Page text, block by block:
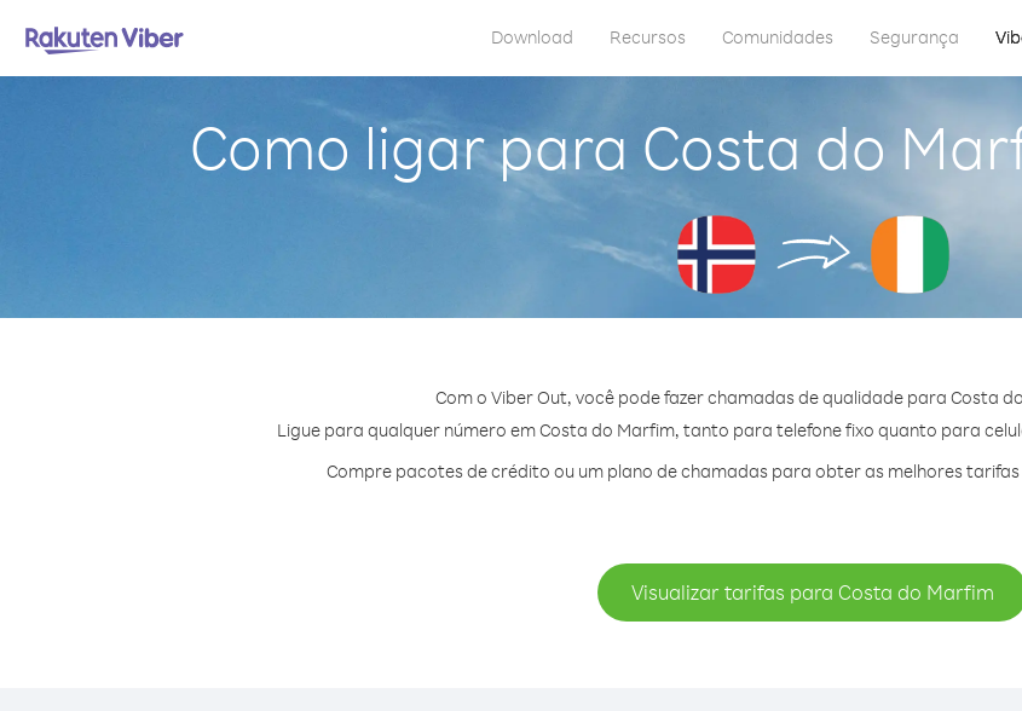
Download Recursos Comunidades Segurança
Como ligar para Costa do
Com o Viber Out, você pode fazer chamadas de qualidade para Costa
Ligue para qualquer número em Costa do Marfim, tanto para telefone fixo quanto para
Compre pacotes de crédito ou um plano de chamadas para obter as melhores
Visualizar tarifas para Costa do Marfim